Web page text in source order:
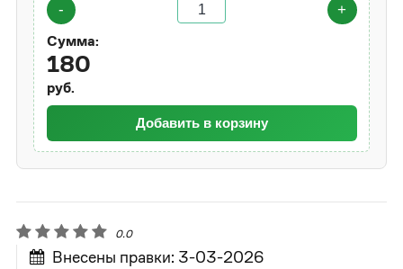
-
+
Сумма:
180
руб.
Добавить в корзину
0.0
Внесены правки: 3-03-2026